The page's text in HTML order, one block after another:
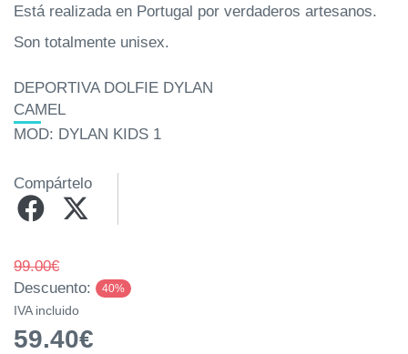
Está realizada en Portugal por verdaderos artesanos.
Son totalmente unisex.
DEPORTIVA DOLFIE DYLAN
CAMEL
MOD: DYLAN KIDS 1
Compártelo
99.00€
Descuento:
40%
IVA incluido
59.40€